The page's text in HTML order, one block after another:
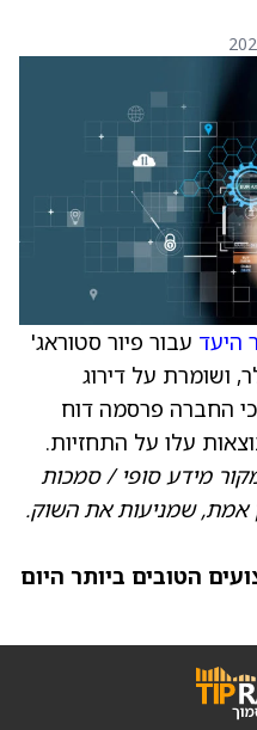
היעד עבור פיור סטוראג'
דולר מ-100 דולר, ושומרת על דירוג
כי החברה פרסמה דוח
עלו על התחזיות.
מידע סופי / סמכות
אמת, שמניעות את השוק.
הטובים ביותר היום